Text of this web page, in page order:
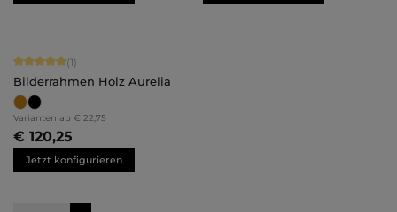
Durchschnittliche Bewertung von 5 von 5 Sternen
(1)
Bilderrahmen Holz Aurelia
Varianten ab € 22,75
€ 120,25
Jetzt konfigurieren